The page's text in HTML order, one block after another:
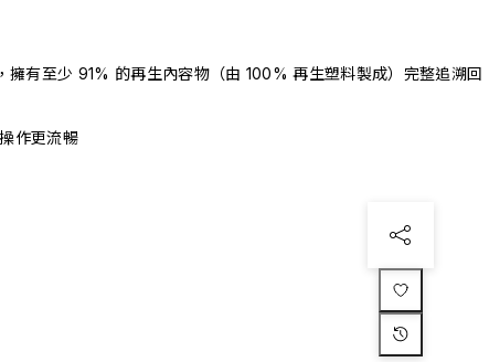
有至少 91% 的再生內容物（由 100% 再生塑料製成）完整追溯回
作更流暢